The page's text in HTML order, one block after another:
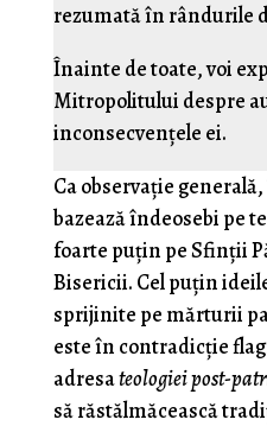
rezumată în rândurile
Înainte de toate, voi
Mitropolitului despre
inconsecvențele ei.
Ca observație
bazează îndeosebi pe
foarte puțin pe Sfinții
Bisericii. Cel puțin
sprijinite pe mărturii
este în contradicție
adresateologiei post-
să răstălmăcească